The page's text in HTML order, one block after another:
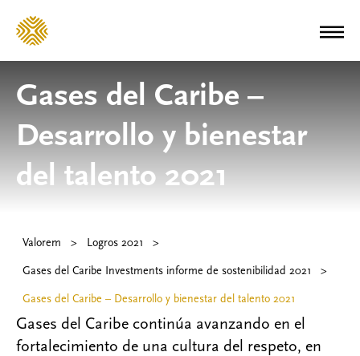
Gases del Caribe –
Desarrollo y bienestar
del talento 2021
Valorem > Logros 2021 >
Gases del Caribe Investments informe de sostenibilidad 2021 >
Gases del Caribe – Desarrollo y bienestar del talento 2021
Gases del Caribe continúa avanzando en el
fortalecimiento de una cultura del respeto, en